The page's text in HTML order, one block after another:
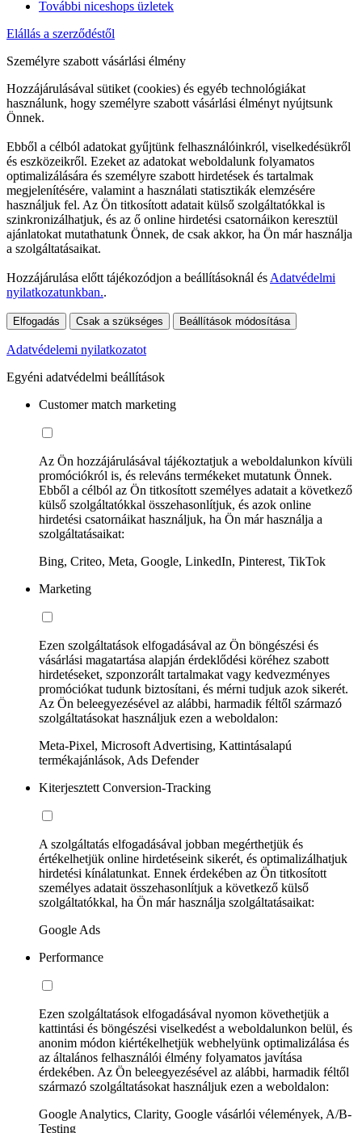
További niceshops üzletek
Elállás a szerződéstől
Személyre szabott vásárlási élmény
Hozzájárulásával sütiket (cookies) és egyéb technológiákat
használunk, hogy személyre szabott vásárlási élményt nyújtsunk
Önnek.
Ebből a célból adatokat gyűjtünk felhasználóinkról, viselkedésükről
és eszközeikről. Ezeket az adatokat weboldalunk folyamatos
optimalizálására és személyre szabott hirdetések és tartalmak
megjelenítésére, valamint a használati statisztikák elemzésére
használjuk fel. Az Ön titkosított adatait külső szolgáltatókkal is
szinkronizálhatjuk, és az ő online hirdetési csatornáikon keresztül
ajánlatokat mutathatunk Önnek, de csak akkor, ha Ön már használja
a szolgáltatásaikat.
Hozzájárulása előtt tájékozódjon a beállításoknál és Adatvédelmi
nyilatkozatunkban..
Elfogadás Csak a szükséges Beállítások módosítása
Adatvédelemi nyilatkozatot
Egyéni adatvédelmi beállítások
Customer match marketing
Az Ön hozzájárulásával tájékoztatjuk a weboldalunkon kívüli
promóciókról is, és releváns termékeket mutatunk Önnek.
Ebből a célból az Ön titkosított személyes adatait a következő
külső szolgáltatókkal összehasonlítjuk, és azok online
hirdetési csatornáikat használjuk, ha Ön már használja a
szolgáltatásaikat:
Bing, Criteo, Meta, Google, LinkedIn, Pinterest, TikTok
Marketing
Ezen szolgáltatások elfogadásával az Ön böngészési és
vásárlási magatartása alapján érdeklődési köréhez szabott
hirdetéseket, szponzorált tartalmakat vagy kedvezményes
promóciókat tudunk biztosítani, és mérni tudjuk azok sikerét.
Az Ön beleegyezésével az alábbi, harmadik féltől származó
szolgáltatásokat használjuk ezen a weboldalon:
Meta-Pixel, Microsoft Advertising, Kattintásalapú
termékajánlások, Ads Defender
Kiterjesztett Conversion-Tracking
A szolgáltatás elfogadásával jobban megérthetjük és
értékelhetjük online hirdetéseink sikerét, és optimalizálhatjuk
hirdetési kínálatunkat. Ennek érdekében az Ön titkosított
személyes adatait összehasonlítjuk a következő külső
szolgáltatókkal, ha Ön már használja szolgáltatásaikat:
Google Ads
Performance
Ezen szolgáltatások elfogadásával nyomon követhetjük a
kattintási és böngészési viselkedést a weboldalunkon belül, és
anonim módon kiértékelhetjük webhelyünk optimalizálása és
az általános felhasználói élmény folyamatos javítása
érdekében. Az Ön beleegyezésével az alábbi, harmadik féltől
származó szolgáltatásokat használjuk ezen a weboldalon:
Google Analytics, Clarity, Google vásárlói vélemények, A/B-
Testing